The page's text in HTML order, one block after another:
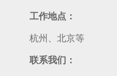
工作地点：
杭州、北京等
联系我们：